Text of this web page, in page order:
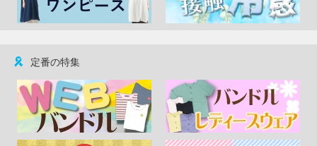
定番の特集